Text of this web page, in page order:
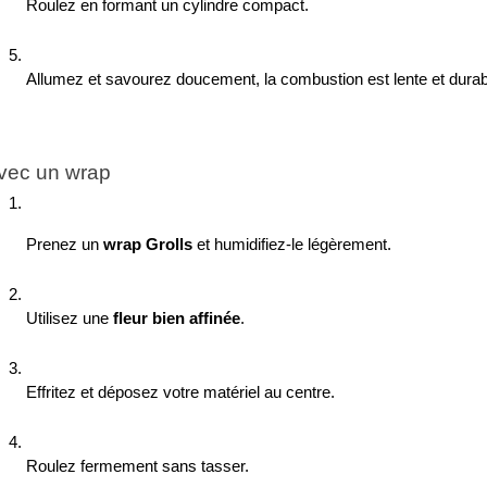
Roulez en formant un cylindre compact.
Allumez et savourez doucement, la combustion est lente et
un wrap
Prenez un wrap Grolls et humidifiez-le légèrement.
Utilisez une fleur bien affinée.
Effritez et déposez votre matériel au centre.
Roulez fermement sans tasser.